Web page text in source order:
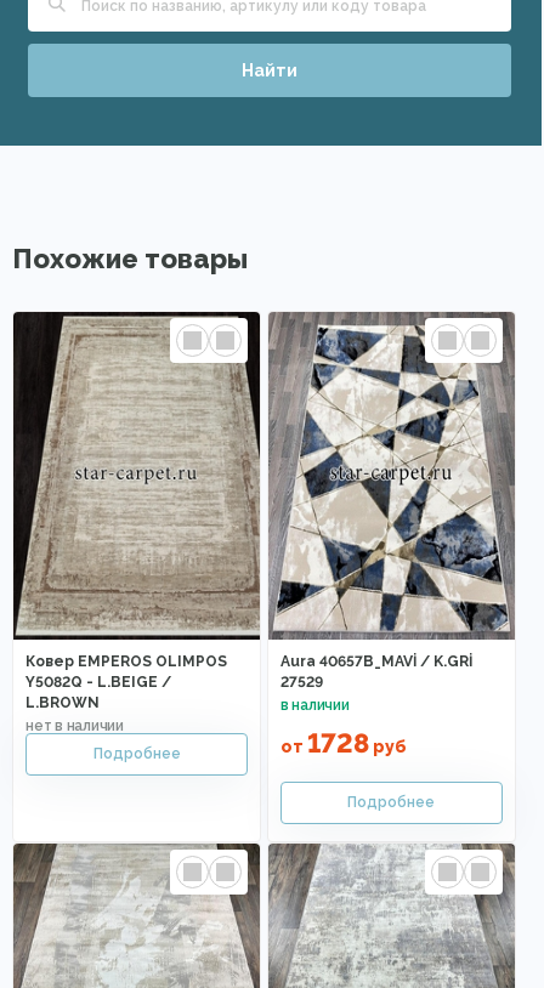
Найти
Похожие товары
Ковер EMPEROS OLIMPOS
Y5082Q - L.BEIGE /
L.BROWN
Aura 40657B_MAVİ / K.GRİ
27529
от 1728руб